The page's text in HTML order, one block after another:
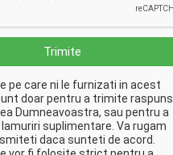
Trimite
pe care ni le furnizati in acest
doar pentru a trimite raspuns
Dumneavoastra, sau pentru a
suplimentare. Va rugam
daca sunteti de acord.